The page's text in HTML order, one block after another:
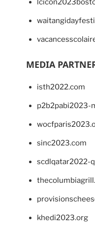
MEDIA
isth2022.com
p2b2pabi2023-
sinc2023.com
scdlqatar2022-
khedi2023.org